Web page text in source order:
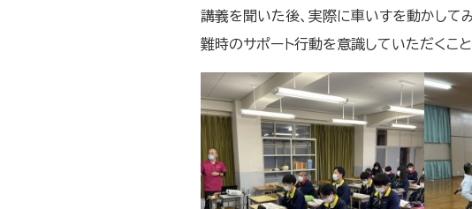
講義を聞いた後、実際に車いすを動かして
難時のサポート行動を意識していただくこと